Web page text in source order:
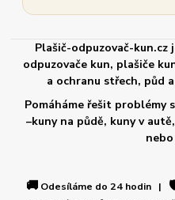
Plašič-odpuzovač-kun.cz
odpuzovače kun, plašiče
a ochranu střech, půd
Pomáháme řešit problémy
–kuny na půdě, kuny v
🚚 Odesíláme do 24 hodin |